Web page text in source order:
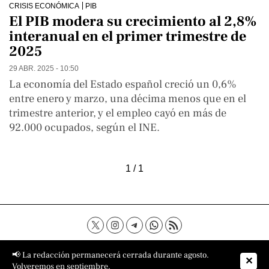
CRISIS ECONÓMICA PIB
El PIB modera su crecimiento al 2,8%
interanual en el primer trimestre de
2025
29 ABR. 2025 - 10:50
La economía del Estado español creció un 0,6%
entre enero y marzo, una décima menos que en el
trimestre anterior, y el empleo cayó en más de
92.000 ocupados, según el INE.
1 / 1
Contacto Aviso Legal
Política de privacidad
Política de cookies
Sobre nosotros
📢 La redacción permanecerá cerrada durante agosto.
Volveremos en septiembre.
✕